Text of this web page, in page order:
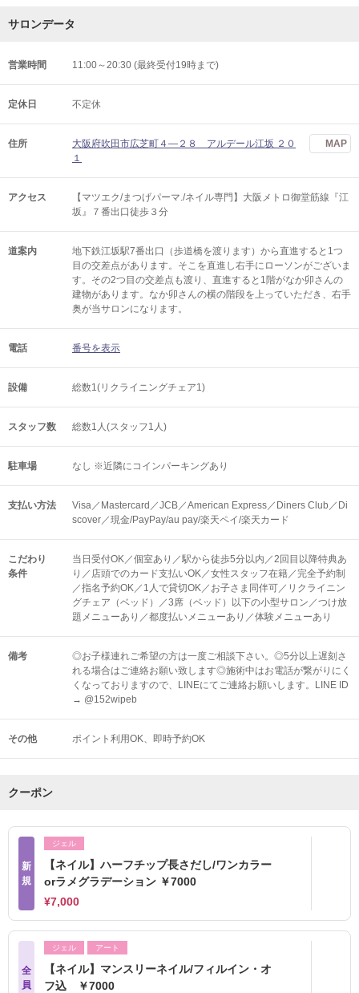
サロンデータ
営業時間 11:00～20:30 (最終受付19時まで)
定休日 不定休
住所
大阪府吹田市広芝町４―２８ アルデール江坂 ２０
１
MAP
アクセス
【マツエク/まつげパーマ./ネイル専門】大阪メトロ御堂筋線『江
坂』７番出口徒歩３分
道案内
地下鉄江坂駅7番出口（歩道橋を渡ります）から直進すると1つ
目の交差点があります。そこを直進し右手にローソンがございま
す。その2つ目の交差点も渡り、直進すると1階がなか卯さんの
建物があります。なか卯さんの横の階段を上っていただき、右手
奥が当サロンになります。
電話 番号を表示
設備 総数1(リクライニングチェア1)
スタッフ数 総数1人(スタッフ1人)
駐車場 なし ※近隣にコインパーキングあり
支払い方法
Visa／Mastercard／JCB／American Express／Diners Club／Di
scover／現金/PayPay/au pay/楽天ペイ/楽天カード
こだわり
条件
当日受付OK／個室あり／駅から徒歩5分以内／2回目以降特典あ
り／店頭でのカード支払いOK／女性スタッフ在籍／完全予約制
／指名予約OK／1人で貸切OK／お子さま同伴可／リクライニン
グチェア（ベッド）／3席（ベッド）以下の小型サロン／つけ放
題メニューあり／都度払いメニューあり／体験メニューあり
備考
◎お子様連れご希望の方は一度ご相談下さい。◎5分以上遅刻さ
れる場合はご連絡お願い致します◎施術中はお電話が繋がりにく
くなっておりますので、LINEにてご連絡お願いします。LINE ID
→ @152wipeb
その他 ポイント利用OK 即時予約OK
クーポン
新
規
ジェル
【ネイル】ハーフチップ長さだし/ワンカラー
orラメグラデーション ￥7000
¥7,000
全
員
ジェル アート
【ネイル】マンスリーネイル/フィルイン・オ
フ込 ￥7000